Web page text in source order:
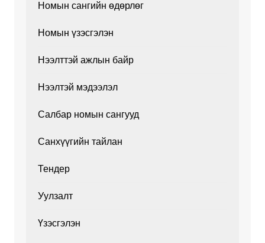
Номын сангийн өдөрлөг
Номын үзэсгэлэн
Нээлттэй ажлын байр
Нээлтэй мэдээлэл
Салбар номын сангууд
Санхүүгийн тайлан
Тендер
Уулзалт
Үзэсгэлэн